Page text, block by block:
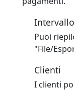
Puoi
"File/
Clienti
I clienti